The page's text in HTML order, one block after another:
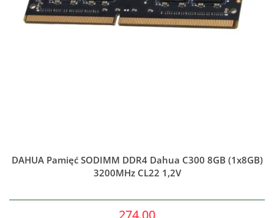
DAHUA Pamięć SODIMM DDR4 Dahua C300 8GB (1x8GB)
3200MHz CL22 1,2V
274.00